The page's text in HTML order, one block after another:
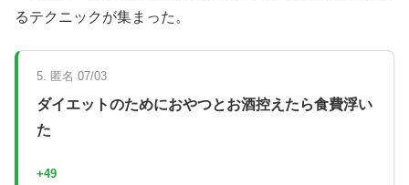
るテクニックが集まった。
5. 匿名 07/03
ダイエットのためにおやつとお酒控えたら食費浮い
た
+49